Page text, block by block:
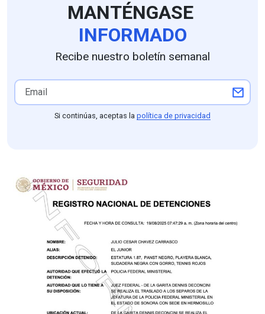
MANTÉNGASE
INFORMADO
Recibe nuestro boletín semanal
Si continúas, aceptas la política de privacidad